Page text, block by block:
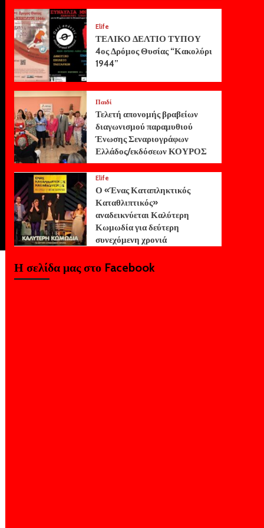
Elife
ΤΕΛΙΚΟ ΔΕΛΤΙΟ ΤΥΠΟΥ
4ος Δρόμος Θυσίας “Κακολύρι
1944”
Παιδί
Τελετή απονομής βραβείων
διαγωνισμού παραμυθιού
Ένωσης Σεναριογράφων
Ελλάδος/εκδόσεων ΚΟΥΡΟΣ
Elife
Ο «Ένας Καταπληκτικός
Καταθλιπτικός»
αναδεικνύεται Καλύτερη
Κωμωδία για δεύτερη
συνεχόμενη χρονιά
Η σελίδα μας στο Facebook